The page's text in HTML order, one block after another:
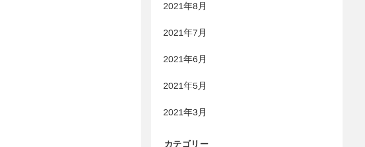
2021年8月
2021年7月
2021年6月
2021年5月
2021年3月
カテゴリー